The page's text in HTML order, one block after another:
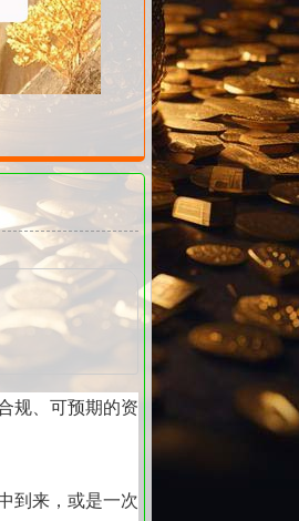
规、可预期的资
到来，或是一次